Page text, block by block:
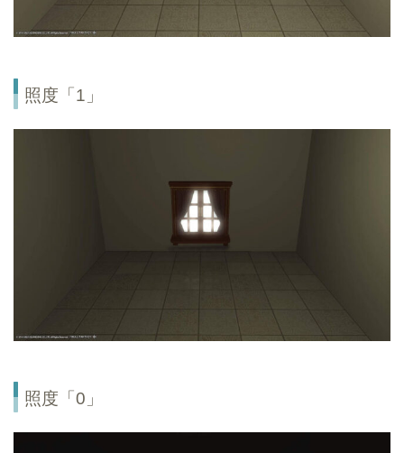
照度「1」
照度「0」